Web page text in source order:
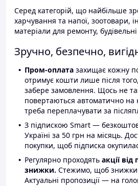
Серед категорій, що найбільше
харчування та напої, зоотовари,
матеріали для ремонту,
Зручно, безпечно,
Пром-оплата захищає кожну
отримує кошти лише після
забере замовлення. Щось не
повертаються автоматично на
треба переплачувати за
З підпискою Smart —
Україні за 50 грн на місяць.
покупки, щоб підписка
Регулярно проходять акції від
знижки. Стежимо, щоб знижки
Актуальні пропозиції — на